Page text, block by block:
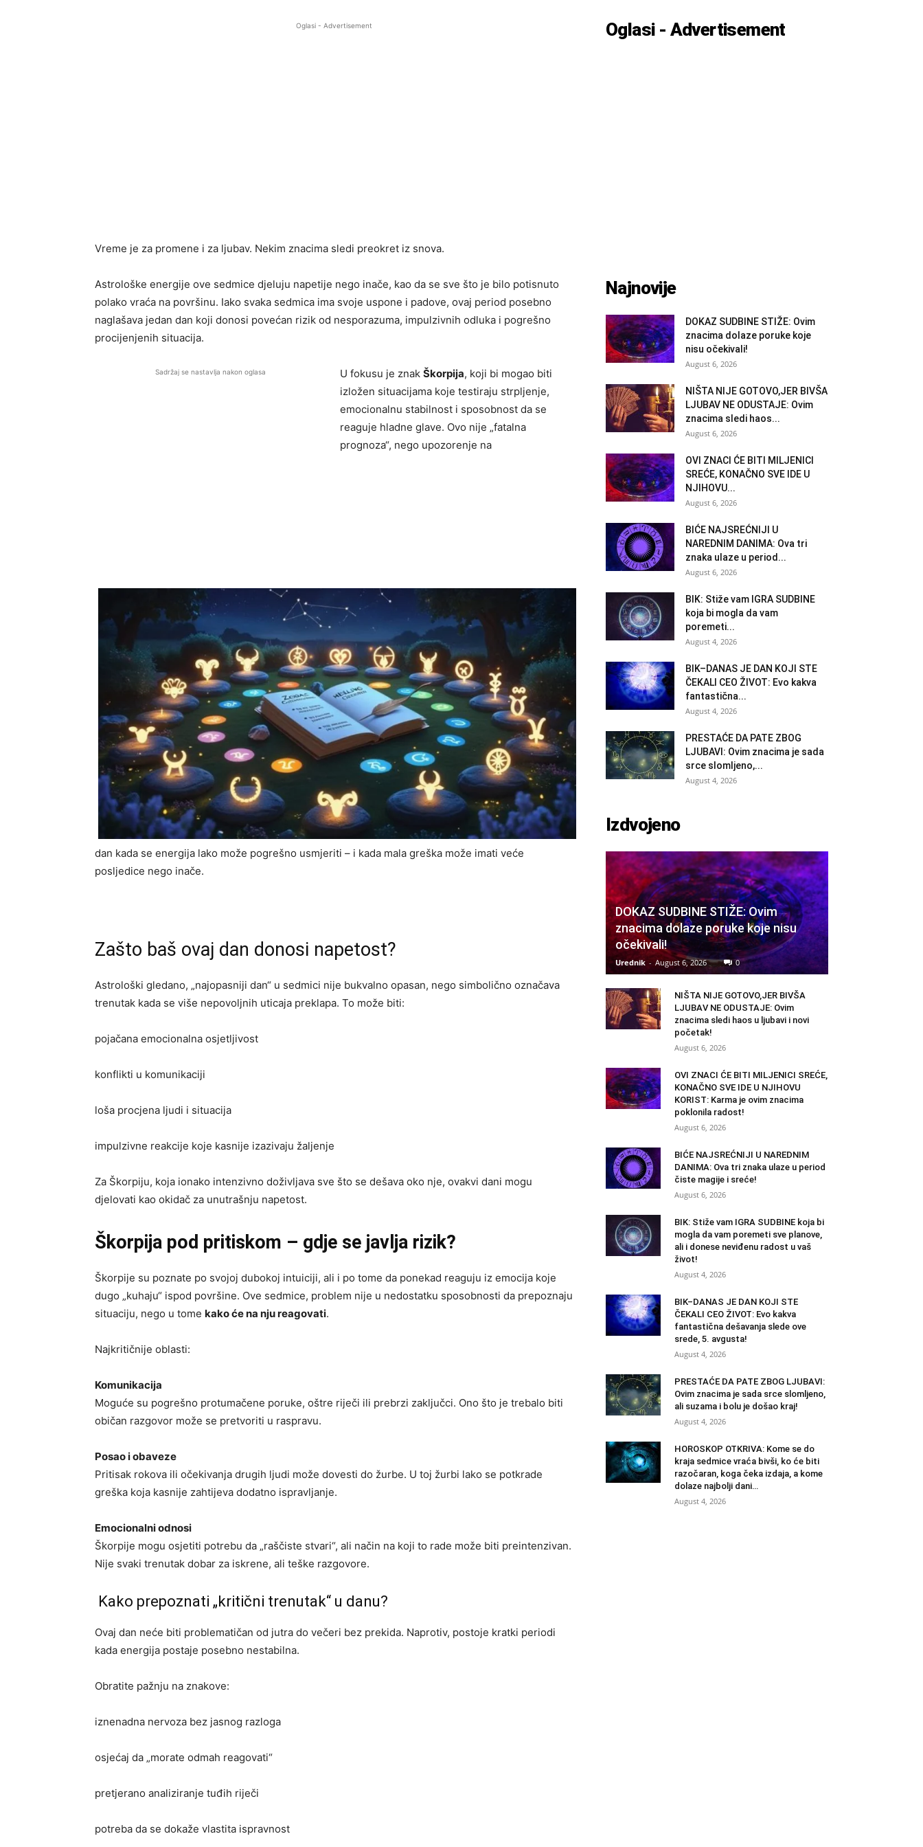
Oglasi - Advertisement
Vreme je za promene i za ljubav. Nekim znacima sledi preokret iz snova.
Astrološke energije ove sedmice djeluju napetije nego inače, kao da se sve što je bilo potisnuto
polako vraća na površinu. Iako svaka sedmica ima svoje uspone i padove, ovaj period posebno
naglašava jedan dan koji donosi povećan rizik od nesporazuma, impulzivnih odluka i pogrešno
procijenjenih situacija.
Sadržaj se nastavlja nakon oglasa U fokusu je znak Škorpija, koji bi mogao biti
izložen situacijama koje testiraju strpljenje,
emocionalnu stabilnost i sposobnost da se
reaguje hladne glave. Ovo nije „fatalna
prognoza“, nego upozorenje na
dan kada se energija lako može pogrešno usmjeriti – i kada mala greška može imati veće
posljedice nego inače.
Zašto baš ovaj dan donosi napetost?
Astrološki gledano, „najopasniji dan“ u sedmici nije bukvalno opasan, nego simbolično označava
trenutak kada se više nepovoljnih uticaja preklapa. To može biti:
pojačana emocionalna osjetljivost
konflikti u komunikaciji
loša procjena ljudi i situacija
impulzivne reakcije koje kasnije izazivaju žaljenje
Za Škorpiju, koja ionako intenzivno doživljava sve što se dešava oko nje, ovakvi dani mogu
djelovati kao okidač za unutrašnju napetost.
Škorpija pod pritiskom – gdje se javlja rizik?
Škorpije su poznate po svojoj dubokoj intuiciji, ali i po tome da ponekad reaguju iz emocija koje
dugo „kuhaju“ ispod površine. Ove sedmice, problem nije u nedostatku sposobnosti da prepoznaju
situaciju, nego u tome kako će na nju reagovati.
Najkritičnije oblasti:
Komunikacija
Moguće su pogrešno protumačene poruke, oštre riječi ili prebrzi zaključci. Ono što je trebalo biti
običan razgovor može se pretvoriti u raspravu.
Posao i obaveze
Pritisak rokova ili očekivanja drugih ljudi može dovesti do žurbe. U toj žurbi lako se potkrade
greška koja kasnije zahtijeva dodatno ispravljanje.
Emocionalni odnosi
Škorpije mogu osjetiti potrebu da „raščiste stvari“, ali način na koji to rade može biti preintenzivan.
Nije svaki trenutak dobar za iskrene, ali teške razgovore.
Kako prepoznati „kritični trenutak“ u danu?
Ovaj dan neće biti problematičan od jutra do večeri bez prekida. Naprotiv, postoje kratki periodi
kada energija postaje posebno nestabilna.
Obratite pažnju na znakove:
iznenadna nervoza bez jasnog razloga
osjećaj da „morate odmah reagovati“
pretjerano analiziranje tuđih riječi
potreba da se dokaže vlastita ispravnost
Oglasi - Advertisement
Najnovije
DOKAZ SUDBINE STIŽE: Ovim
znacima dolaze poruke koje
nisu očekivali!
August 6, 2026
NIŠTA NIJE GOTOVO,JER BIVŠA
LJUBAV NE ODUSTAJE: Ovim
znacima sledi haos...
August 6, 2026
OVI ZNACI ĆE BITI MILJENICI
SREĆE, KONAČNO SVE IDE U
NJIHOVU...
August 6, 2026
BIĆE NAJSREĆNIJI U
NAREDNIM DANIMA: Ova tri
znaka ulaze u period...
August 6, 2026
BIK: Stiže vam IGRA SUDBINE
koja bi mogla da vam
poremeti...
August 4, 2026
BIK–DANAS JE DAN KOJI STE
ČEKALI CEO ŽIVOT: Evo kakva
fantastična...
August 4, 2026
PRESTAĆE DA PATE ZBOG
LJUBAVI: Ovim znacima je sada
srce slomljeno,...
August 4, 2026
Izdvojeno
DOKAZ SUDBINE STIŽE: Ovim
znacima dolaze poruke koje nisu
očekivali!
Urednik - August 6, 2026 0
NIŠTA NIJE GOTOVO,JER BIVŠA
LJUBAV NE ODUSTAJE: Ovim
znacima sledi haos u ljubavi i novi
početak!
August 6, 2026
OVI ZNACI ĆE BITI MILJENICI SREĆE,
KONAČNO SVE IDE U NJIHOVU
KORIST: Karma je ovim znacima
poklonila radost!
August 6, 2026
BIĆE NAJSREĆNIJI U NAREDNIM
DANIMA: Ova tri znaka ulaze u period
čiste magije i sreće!
August 6, 2026
BIK: Stiže vam IGRA SUDBINE koja bi
mogla da vam poremeti sve planove,
ali i donese neviđenu radost u vaš
život!
August 4, 2026
BIK–DANAS JE DAN KOJI STE
ČEKALI CEO ŽIVOT: Evo kakva
fantastična dešavanja slede ove
srede, 5. avgusta!
August 4, 2026
PRESTAĆE DA PATE ZBOG LJUBAVI:
Ovim znacima je sada srce slomljeno,
ali suzama i bolu je došao kraj!
August 4, 2026
HOROSKOP OTKRIVA: Kome se do
kraja sedmice vraća bivši, ko će biti
razočaran, koga čeka izdaja, a kome
dolaze najbolji dani…
August 4, 2026